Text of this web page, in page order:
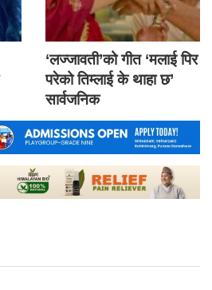
‘लज्जावती’को गीत ‘मलाई पिर
परेको तिम्लाई के थाहा छ’
सार्वजनिक